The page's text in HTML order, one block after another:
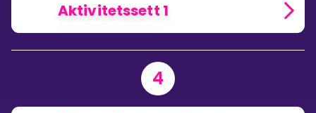
Aktivitetssett 1
4